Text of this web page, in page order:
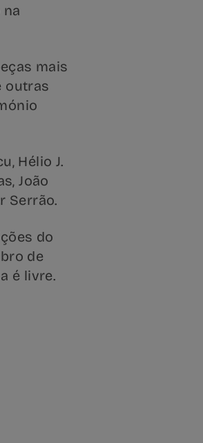
mais
outras
Hélio J.
João
Serrão.
do
de
é livre.